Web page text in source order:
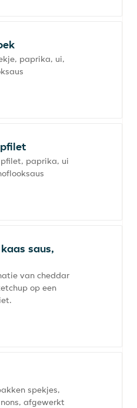
paprika, ui,
paprika, ui
saus,
van cheddar
op een
spekjes,
afgewerkt